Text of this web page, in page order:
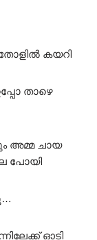
തോളിൽ കയറി
താഴെ
അമ്മ ചായ
പോയി
ഓടി